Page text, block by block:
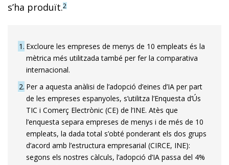
s’ha produït.2
1 Excloure les empreses de menys de 10 empleats és la
mètrica més utilitzada també per fer la comparativa
internacional.
2 Per a aquesta anàlisi de l’adopció d’eines d’IA per part
de les empreses espanyoles, s’utilitza l’Enquesta d’Ús
TIC i Comerç Electrònic (CE) de l’INE. Atès que
l’enquesta separa empreses de menys i de més de 10
empleats, la dada total s’obté ponderant els dos grups
d’acord amb l’estructura empresarial (CIRCE, INE):
segons els nostres càlculs, l’adopció d’IA passa del 4%